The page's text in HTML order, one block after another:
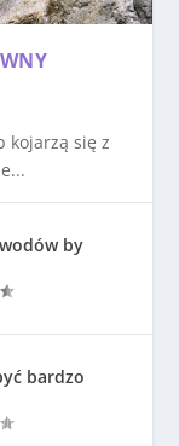
kojarzą się z
by
bardzo